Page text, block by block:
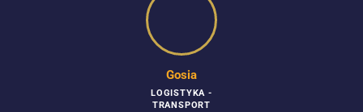
Gosia
LOGISTYKA -
TRANSPORT